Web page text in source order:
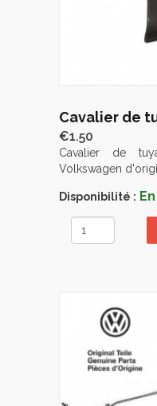
Cavalier de
€1.50
Cavalier de
Volkswagen
Disponibilité :